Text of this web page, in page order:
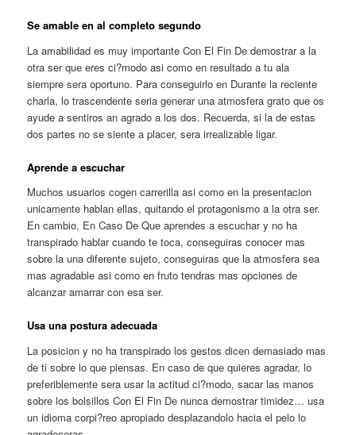
Se amable en al completo segundo
La amabilidad es muy importante Con El Fin De demostrar a la
otra ser que eres ci?modo asi­ como en resultado a tu ala
siempre sera oportuno. Para conseguirlo en Durante la reciente
charla, lo trascendente seri­a generar una atmosfera grato que os
ayude a sentiros an agrado a los dos. Recuerda, si la de estas
dos partes no se siente a placer, sera irrealizable ligar.
Aprende a escuchar
Muchos usuarios cogen carrerilla asi­ como en la presentacion
unicamente hablan ellas, quitando el protagonismo a la otra ser.
En cambio, En Caso De Que aprendes a escuchar y no ha
transpirado hablar cuando te toca, conseguiras conocer mas
sobre la una diferente sujeto, conseguiras que la atmosfera sea
mas agradable asi­ como en fruto tendras mas opciones de
alcanzar amarrar con esa ser.
Usa una postura adecuada
La posicion y no ha transpirado los gestos dicen demasiado mas
de ti sobre lo que piensas. En caso de que quieres agradar, lo
preferiblemente sera usar la actitud ci?modo, sacar las manos
sobre los bolsillos Con El Fin De nunca demostrar timidez… usa
un idioma corpi?reo apropiado desplazandolo hacia el pelo lo